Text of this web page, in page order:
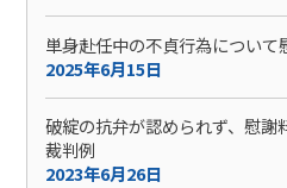
単身赴任中の不貞行為について
2025年6月15日
破綻の抗弁が認められず、慰謝
裁判例
2023年6月26日